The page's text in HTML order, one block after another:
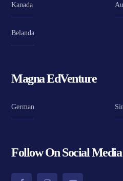
Kanada
Belanda
Magna EdVenture
German
Follow On Social Media